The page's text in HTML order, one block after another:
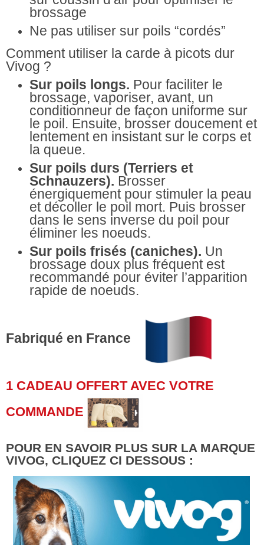
brossage
Ne pas utiliser sur poils “cordés”
Comment utiliser la carde à picots dur
Vivog ?
Sur poils longs. Pour faciliter le
brossage, vaporiser, avant, un
conditionneur de façon uniforme sur
le poil. Ensuite, brosser doucement et
lentement en insistant sur le corps et
la queue.
Sur poils durs (Terriers et
Schnauzers). Brosser
énergiquement pour stimuler la peau
et décoller le poil mort. Puis brosser
dans le sens inverse du poil pour
éliminer les noeuds.
Sur poils frisés (caniches). Un
brossage doux plus fréquent est
recommandé pour éviter l’apparition
rapide de noeuds.
Fabriqué en France
1 CADEAU OFFERT AVEC VOTRE
COMMANDE
POUR EN SAVOIR PLUS SUR LA MARQUE
VIVOG, CLIQUEZ CI DESSOUS :